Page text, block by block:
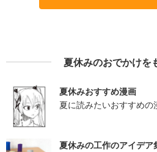
夏休みのおでかけを
夏休みおすすめ漫画
夏に読みたいおすすめの
夏休みの工作のアイデア